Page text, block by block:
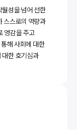
월성을 넘어 선한
스스로의 역량과
영감을 주고
해 사회에 대한
대한 호기심과